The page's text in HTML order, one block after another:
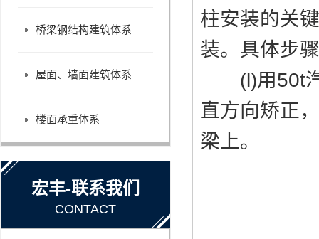
柱安装的关
装。具体步
(l)用50t汽
直方向矫正
梁上。
桥梁钢结构建筑体系
屋面、墙面建筑体系
楼面承重体系
宏丰-联系我们
CONTACT